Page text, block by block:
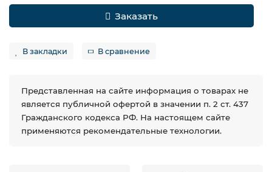
Заказать
В закладки В сравнение
Представленная на сайте информация о товарах не
является публичной офертой в значении п. 2 ст. 437
Гражданского кодекса РФ. На настоящем сайте
применяются рекомендательные технологии.